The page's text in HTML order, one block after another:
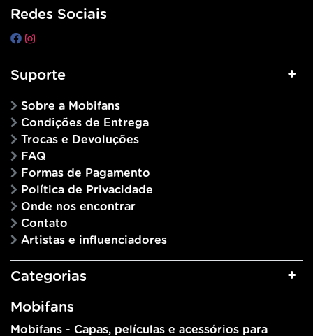
Redes Sociais
Suporte
Sobre a Mobifans
Condições de Entrega
Trocas e Devoluções
FAQ
Formas de Pagamento
Política de Privacidade
Onde nos encontrar
Contato
Artistas e influenciadores
Categorias
Mobifans
Mobifans - Capas, películas e acessórios para